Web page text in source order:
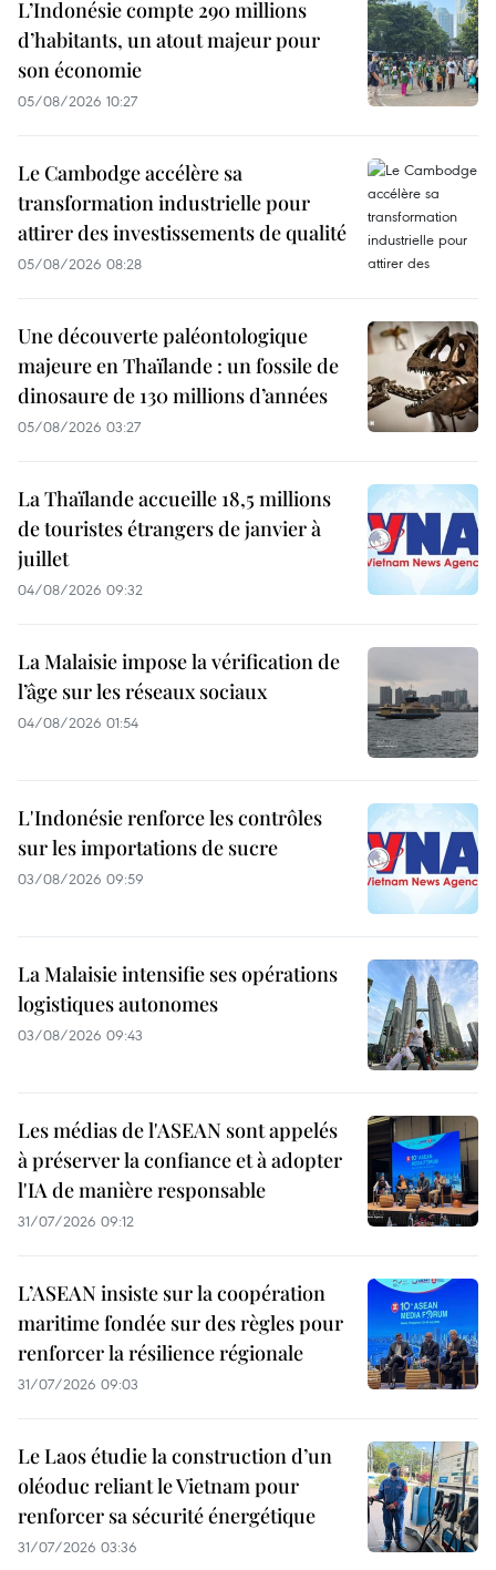
L’Indonésie compte 290 millions
d’habitants, un atout majeur pour
son économie
05/08/2026 10:27
Le Cambodge accélère sa
transformation industrielle pour
attirer des investissements de qualité
05/08/2026 08:28
Une découverte paléontologique
majeure en Thaïlande : un fossile de
dinosaure de 130 millions d’années
05/08/2026 03:27
La Thaïlande accueille 18,5 millions
de touristes étrangers de janvier à
juillet
04/08/2026 09:32
La Malaisie impose la vérification de
l’âge sur les réseaux sociaux
04/08/2026 01:54
L'Indonésie renforce les contrôles
sur les importations de sucre
03/08/2026 09:59
La Malaisie intensifie ses opérations
logistiques autonomes
03/08/2026 09:43
Les médias de l'ASEAN sont appelés
à préserver la confiance et à adopter
l'IA de manière responsable
31/07/2026 09:12
L’ASEAN insiste sur la coopération
maritime fondée sur des règles pour
renforcer la résilience régionale
31/07/2026 09:03
Le Laos étudie la construction d’un
oléoduc reliant le Vietnam pour
renforcer sa sécurité énergétique
31/07/2026 03:36